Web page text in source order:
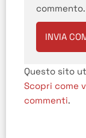
commento.
Questo sito
Scopri come
commenti.